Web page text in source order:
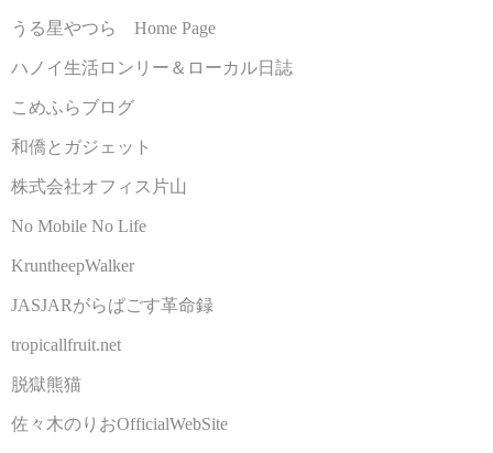
うる星やつら Home Page
ハノイ生活ロンリー＆ローカル日誌
こめふらブログ
和僑とガジェット
株式会社オフィス片山
No Mobile No Life
KruntheepWalker
JASJARがらぱごす革命録
tropicallfruit.net
脱獄熊猫
佐々木のりおOfficialWebSite